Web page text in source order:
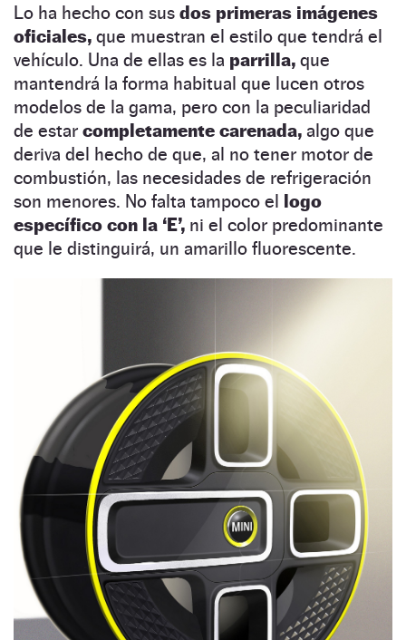
Lo ha hecho con sus dos primeras imágenes
oficiales, que muestran el estilo que tendrá el
vehículo. Una de ellas es la parrilla, que
mantendrá la forma habitual que lucen otros
modelos de la gama, pero con la peculiaridad
de estar completamente carenada, algo que
deriva del hecho de que, al no tener motor de
combustión, las necesidades de refrigeración
son menores. No falta tampoco el logo
específico con la ‘E’, ni el color predominante
que le distinguirá, un amarillo fluorescente.